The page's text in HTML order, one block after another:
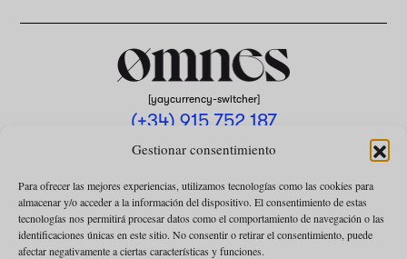
Gestionar consentimiento
Para ofrecer las mejores experiencias, utilizamos tecnologías como las cookies para
almacenar y/o acceder a la información del dispositivo. El consentimiento de estas
tecnologías nos permitirá procesar datos como el comportamiento de navegación o las
identificaciones únicas en este sitio. No consentir o retirar el consentimiento, puede
afectar negativamente a ciertas características y funciones.
[yaycurrency-switcher]
(+34) 915 752 187
omnes@omnesmag.com